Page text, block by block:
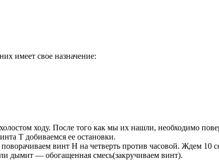
имеет свое назначение:
ходу. После того как мы их нашли, необходимо
Т добиваемся ее остановки.
винт H на четверть против часовой. Ждем 10
дымит — обогащенная смесь(закручиваем винт).